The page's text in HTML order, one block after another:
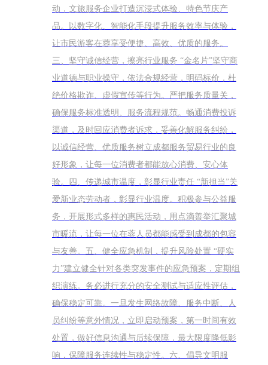
动，文旅服务企业打造沉浸式体验、特色节庆产
品。以数字化、智能化手段提升服务效率与体验，
让市民游客在蓉享受便捷、高效、优质的服务。
三、坚守诚信经营，擦亮行业服务 “金名片”坚守商
业道德与职业操守，依法合规经营，明码标价，杜
绝价格欺诈、虚假宣传等行为。严把服务质量关，
确保服务标准透明、服务流程规范。畅通消费投诉
渠道，及时回应消费者诉求，妥善化解服务纠纷，
以诚信经营、优质服务树立成都服务贸易行业的良
好形象，让每一位消费者都能放心消费、安心体
验。四、传递城市温度，彰显行业责任 “新担当”关
爱新业态劳动者，彰显行业温度。积极参与公益服
务，开展形式多样的惠民活动，用点滴善举汇聚城
市暖流，让每一位在蓉人员都能感受到成都的包容
与友善。五、健全应急机制，提升风险处置 “硬实
力”建立健全针对各类突发事件的应急预案，定期组
织演练。务必进行充分的安全测试与适应性评估，
确保稳定可靠。一旦发生网络故障、服务中断、人
员纠纷等意外情况，立即启动预案，第一时间有效
处置，做好信息沟通与后续保障，最大限度降低影
响，保障服务连续性与稳定性。六、倡导文明服